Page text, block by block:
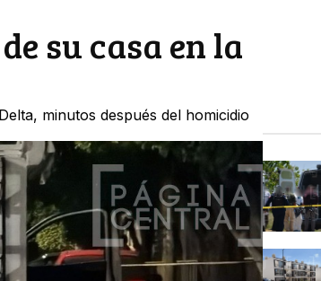
su casa en la
minutos después del homicidio